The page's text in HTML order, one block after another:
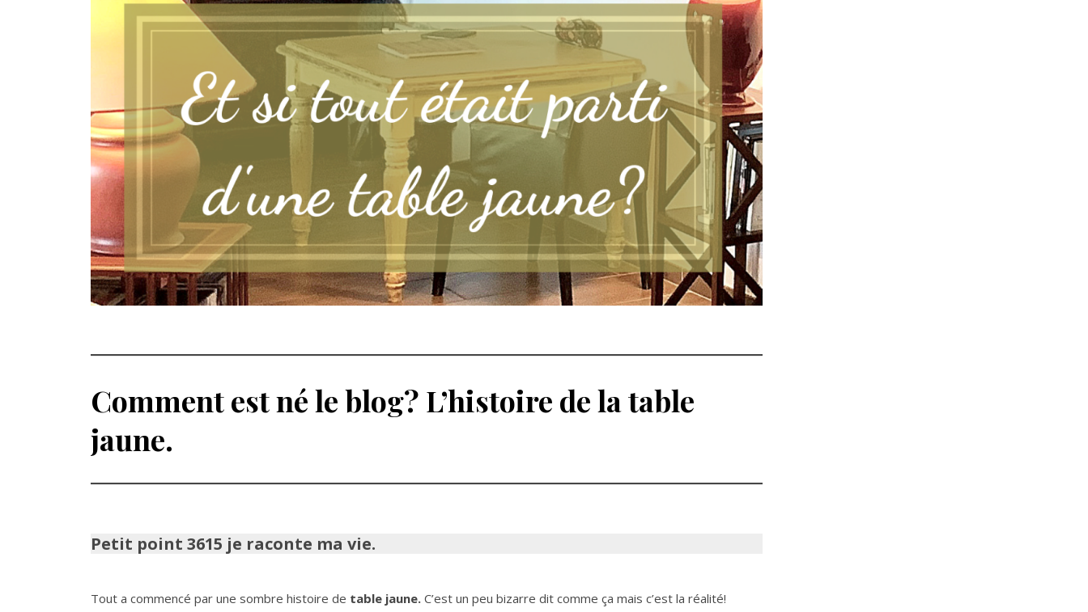
Comment est né le blog? L’histoire de la table
jaune.
Petit point 3615 je raconte ma vie.
Tout a commencé par une sombre histoire de table jaune. C’est un peu bizarre dit comme ça mais c’est la réalité!